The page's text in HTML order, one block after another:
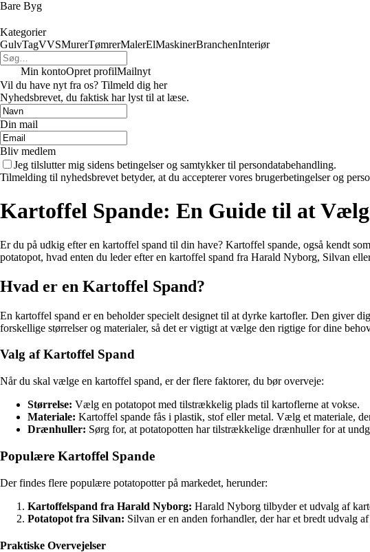
Bare Byg
Kategorier
GulvTagVVSMurerTømrerMalerElMaskinerBranchenInteriør
Min kontoOpret profilMailnyt
Vil du have nyt fra os? Tilmeld dig her
Nyhedsbrevet, du faktisk har lyst til at læse.
Din mail
Bliv medlem
Jeg tilslutter mig sidens betingelser og samtykker til persondatabehandling.
Tilmelding til nyhedsbrevet betyder, at du accepterer vores brugerbetingelser og
Kartoffel Spande: En Guide til at
Er du på udkig efter en kartoffel spand til din have? Kartoffel spande, også kendt
potatopot, hvad enten du leder efter en kartoffel spand fra Harald Nyborg, Silvan
Hvad er en Kartoffel Spand?
En kartoffel spand er en beholder specielt designet til at dyrke kartofler. Den giver
forskellige størrelser og materialer, så det er vigtigt at vælge den rigtige for dine
Valg af Kartoffel Spand
Når du skal vælge en kartoffel spand, er der flere faktorer, du bør overveje:
Størrelse: Vælg en potatopot med tilstrækkelig plads til kartoflerne at vokse.
Materiale: Kartoffel spande fås i plastik, stof eller metal. Vælg et materiale,
Drænhuller: Sørg for, at potatopotten har tilstrækkelige drænhuller for at
Populære Kartoffel Spande
Der findes flere populære potatopotter på markedet, herunder:
Kartoffelspand fra Harald Nyborg: Harald Nyborg tilbyder et udvalg af
Potatopot fra Silvan: Silvan er en anden forhandler, der har et bredt udvalg
Praktiske Overvejelser